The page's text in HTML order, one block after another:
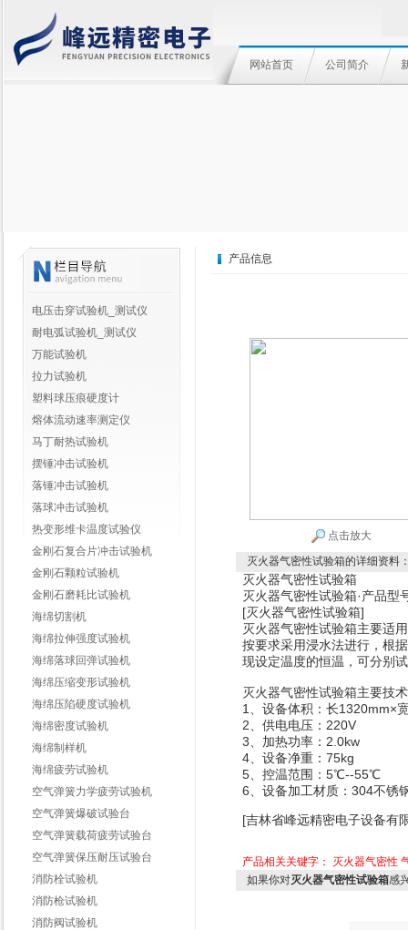
网站首页 公司简介
电压击穿试验机_测试仪
耐电弧试验机_测试仪
万能试验机
拉力试验机
塑料球压痕硬度计
熔体流动速率测定仪
马丁耐热试验机
摆锤冲击试验机
落锤冲击试验机
落球冲击试验机
热变形维卡温度试验仪
金刚石复合片冲击试验机
金刚石颗粒试验机
金刚石磨耗比试验机
海绵切割机
海绵拉伸强度试验机
海绵落球回弹试验机
海绵压缩变形试验机
海绵压陷硬度试验机
海绵密度试验机
海绵制样机
海绵疲劳试验机
空气弹簧力学疲劳试验机
空气弹簧爆破试验台
空气弹簧载荷疲劳试验台
空气弹簧保压耐压试验台
消防栓试验机
消防枪试验机
消防阀试验机
产品信息
点击放大
灭火器气密性试验箱的详细资料
灭火器气密性试验箱
灭火器气密性试验箱·产品型
[灭火器气密性试验箱]
灭火器气密性试验箱主要适
按要求采用浸水法进行，根
现设定温度的恒温，可分别
灭火器气密性试验箱主要技
1、设备体积：长1320mm×
2、供电电压：220V
3、加热功率：2.0kw
4、设备净重：75kg
5、控温范围：5℃--55℃
6、设备加工材质：304不锈
[吉林省峰远精密电子设备有
产品相关关键字： 灭火器气密性
如果你对灭火器气密性试验箱感